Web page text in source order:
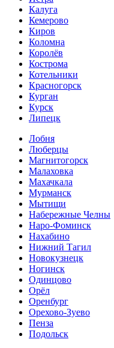
Калуга
Кемерово
Киров
Коломна
Королёв
Кострома
Котельники
Красногорск
Курган
Курск
Липецк
Лобня
Люберцы
Магнитогорск
Малаховка
Махачкала
Мурманск
Мытищи
Набережные Челны
Наро-Фоминск
Нахабино
Нижний Тагил
Новокузнецк
Ногинск
Одинцово
Орёл
Оренбург
Орехово-Зуево
Пенза
Подольск